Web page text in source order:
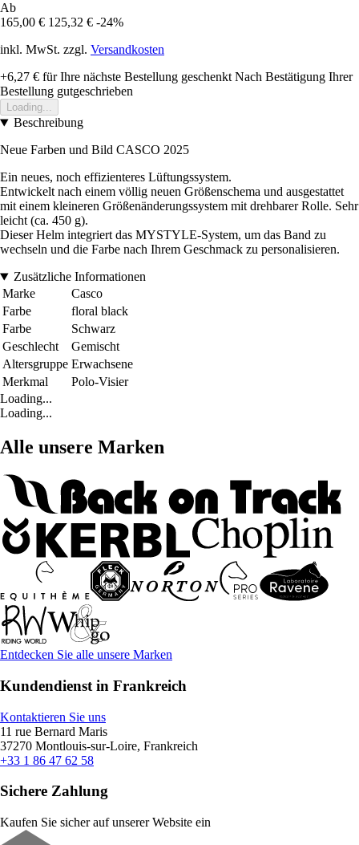
Ab
165,00 € 125,32 € -24%
inkl. MwSt. zzgl. Versandkosten
+6,27 € für Ihre nächste Bestellung geschenkt Nach Bestätigung Ihrer
Bestellung gutgeschrieben
Loading...
Beschreibung
Neue Farben und Bild CASCO 2025
Ein neues, noch effizienteres Lüftungssystem.
Entwickelt nach einem völlig neuen Größenschema und ausgestattet
mit einem kleineren Größenänderungssystem mit drehbarer Rolle. Sehr
leicht (ca. 450 g).
Dieser Helm integriert das MYSTYLE-System, um das Band zu
wechseln und die Farbe nach Ihrem Geschmack zu personalisieren.
Zusätzliche Informationen
Marke
Casco
Farbe
floral black
Farbe
Schwarz
Geschlecht
Gemischt
Altersgruppe Erwachsene
Merkmal
Polo-Visier
Loading...
Loading...
Alle unsere Marken
Entdecken Sie alle unsere Marken
Kundendienst in Frankreich
Kontaktieren Sie uns
11 rue Bernard Maris
37270 Montlouis-sur-Loire, Frankreich
+33 1 86 47 62 58
Sichere Zahlung
Kaufen Sie sicher auf unserer Website ein